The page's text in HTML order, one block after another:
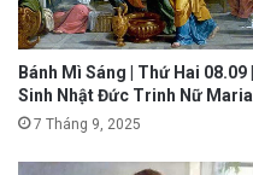
Bánh Mì Sáng | Thứ Hai 08.09 |
Sinh Nhật Đức Trinh Nữ Maria
7 Tháng 9, 2025